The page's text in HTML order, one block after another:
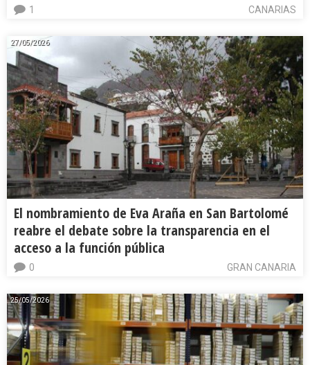
CANARIAS
1
27/05/2026
El nombramiento de Eva Araña en San Bartolomé
reabre el debate sobre la transparencia en el
acceso a la función pública
GRAN CANARIA
0
25/05/2026